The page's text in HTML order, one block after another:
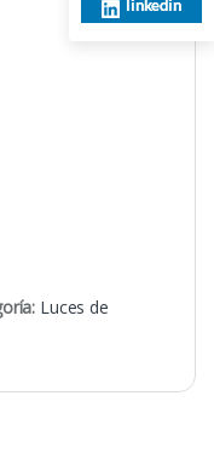
Luces de
linkedin